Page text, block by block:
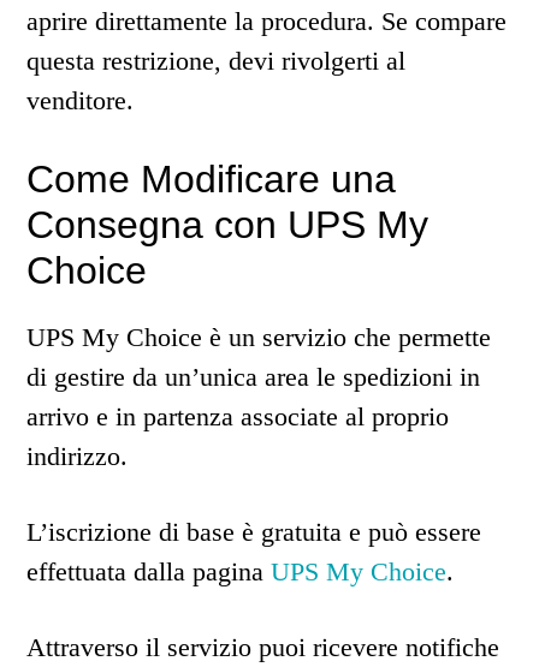
aprire direttamente la procedura. Se compare
questa restrizione, devi rivolgerti al
venditore.
Come Modificare una
Consegna con UPS My
Choice
UPS My Choice è un servizio che permette
di gestire da un’unica area le spedizioni in
arrivo e in partenza associate al proprio
indirizzo.
L’iscrizione di base è gratuita e può essere
effettuata dalla paginaUPS My Choice.
Attraverso il servizio puoi ricevere notifiche